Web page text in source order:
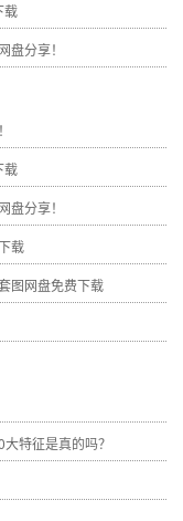
载
分享！
载
分享！
载
图网盘免费下载
特征是真的吗？